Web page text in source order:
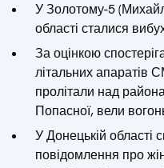
У Золотому-5
області сталися
За оцінкою
літальних апаратів
пролітали над
Попасної, вели
У Донецькій області
повідомлення про